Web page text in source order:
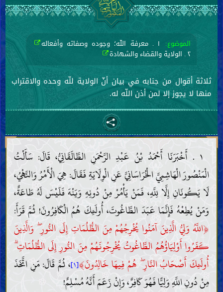
الموضوع: ١ . معرفة اللّه؛ وجوده وصفاته وأفعاله
٢ . الولاية والقضاء والشهادة
ثلاثة أقوال من جنابه في بيان أنّ الولاية للّه وحده والاقتراب
منها لا يجوز إلا لمن أذن اللّه له.
١ . أَخْبَرَنَا أَحْمَدُ بْنُ عَبْدِ الرَّحْمَنِ الطَّالَقَانِيُّ، قَالَ: سَأَلْتُ
الْمَنْصُورَ الْهَاشِمِيَّ الْخُرَاسَانِيَّ عَنِ الْوِلَايَةِ فَقَالَ: هِيَ الْأَمْرُ وَالنَّهْيُ،
لَا يَكُونَانِ إِلَّا لِلَّهِ، فَمَنْ يَأْمُرْ مِنْ دُونِهِ وَيَنْهَ فَلَيْسَ لَهُ طَاعَةٌ،
وَمَنْ يُطِعْهُ فَإِنَّمَا عَبَدَ الطَّاغُوتَ، أُولَئِكَ هُمُ الْكَافِرُونَ! ثُمَّ قَرَأَ:
﴿اللَّهُ وَلِيُّ الَّذِينَ آمَنُوا يُخْرِجُهُمْ مِنَ الظُّلُمَاتِ إِلَى النُّورِ ۖ وَالَّذِينَ
كَفَرُوا أَوْلِيَاؤُهُمُ الطَّاغُوتُ يُخْرِجُونَهُمْ مِنَ النُّورِ إِلَى الظُّلُمَاتِ ۗ
أُولَئِكَ أَصْحَابُ النَّارِ ۖ هُمْ فِيهَا خَالِدُونَ﴾[١] ، ثُمَّ قَالَ: مَنِ اتَّخَذَ
مِنْ دُونِ اللَّهِ وَلِيًّا فَهُوَ كَافِرٌ، وَإِنْ زَعَمَ أَنَّهُ مُسْلِمٌ!